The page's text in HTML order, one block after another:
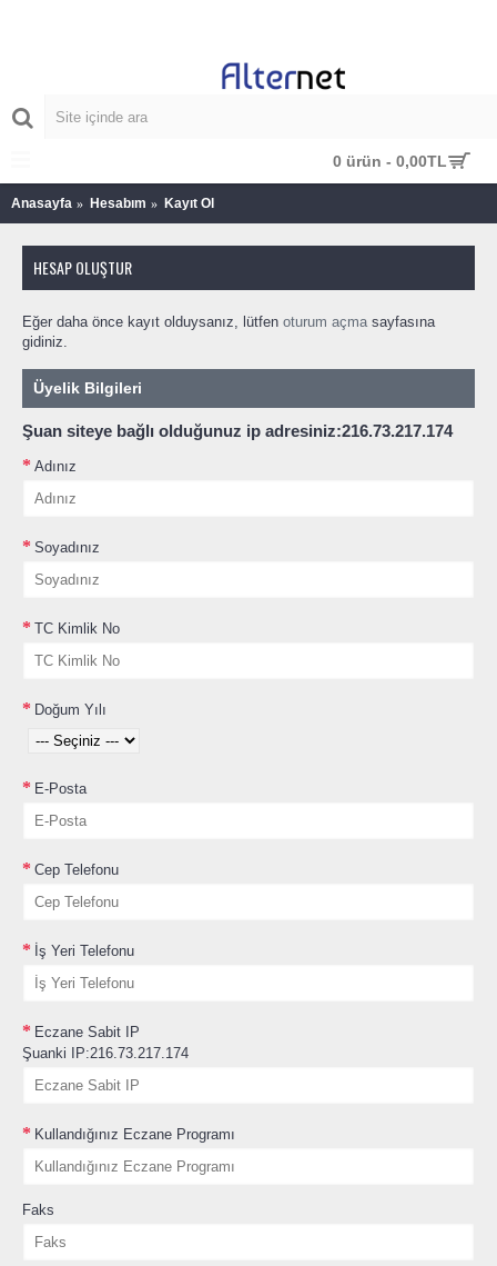
0 ürün - 0,00TL
Anasayfa Hesabım Kayıt Ol
HESAP OLUŞTUR
Eğer daha önce kayıt olduysanız, lütfen oturum açmasayfasına
gidiniz.
Üyelik Bilgileri
Şuan siteye bağlı olduğunuz ip adresiniz:216.73.217.174
Adınız
Soyadınız
TC Kimlik No
Doğum Yılı
E-Posta
Cep Telefonu
İş Yeri Telefonu
Eczane Sabit IP
Şuanki IP:216.73.217.174
Kullandığınız Eczane Programı
Faks